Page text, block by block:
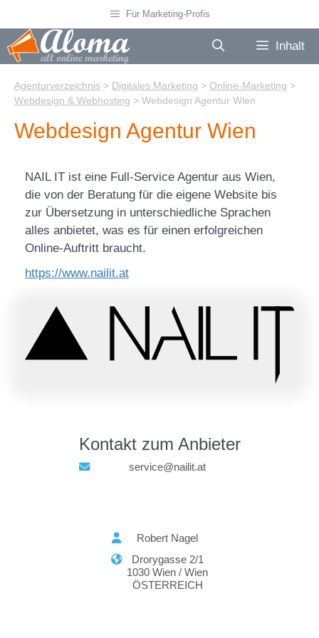
Inhalt
springen
Für Marketing-Profis
Inhalt
Agenturverzeichnis > Digitales Marketing > Online-Marketing >
Webdesign & Webhosting > Webdesign Agentur Wien
Webdesign Agentur Wien
NAIL IT ist eine Full-Service Agentur aus Wien,
die von der Beratung für die eigene Website bis
zur Übersetzung in unterschiedliche Sprachen
alles anbietet, was es für einen erfolgreichen
Online-Auftritt braucht.
https://www.nailit.at
Kontakt zum Anbieter
service@nailit.at
Robert Nagel
Drorygasse 2/1
1030 Wien / Wien
ÖSTERREICH